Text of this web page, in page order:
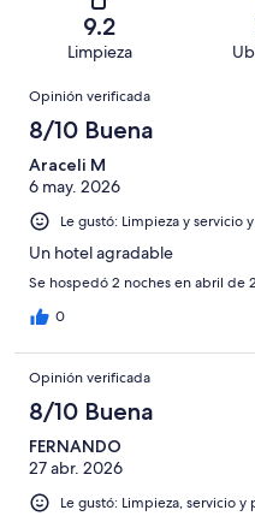
opiniones
opiniones
de
1002
opiniones
Basada
14
de
opiniones
Terrible.
Basada
de
1002
opiniones
9.2
Limpieza
Opiniones
Opinión verificada
8/10 Buena
Araceli M
6 may. 2026
Le gustó: Limpieza y servicio
Un hotel agradable
Se hospedó 2 noches en abril de
0
Opinión verificada
8/10 Buena
FERNANDO
27 abr. 2026
Le gustó: Limpieza, servicio